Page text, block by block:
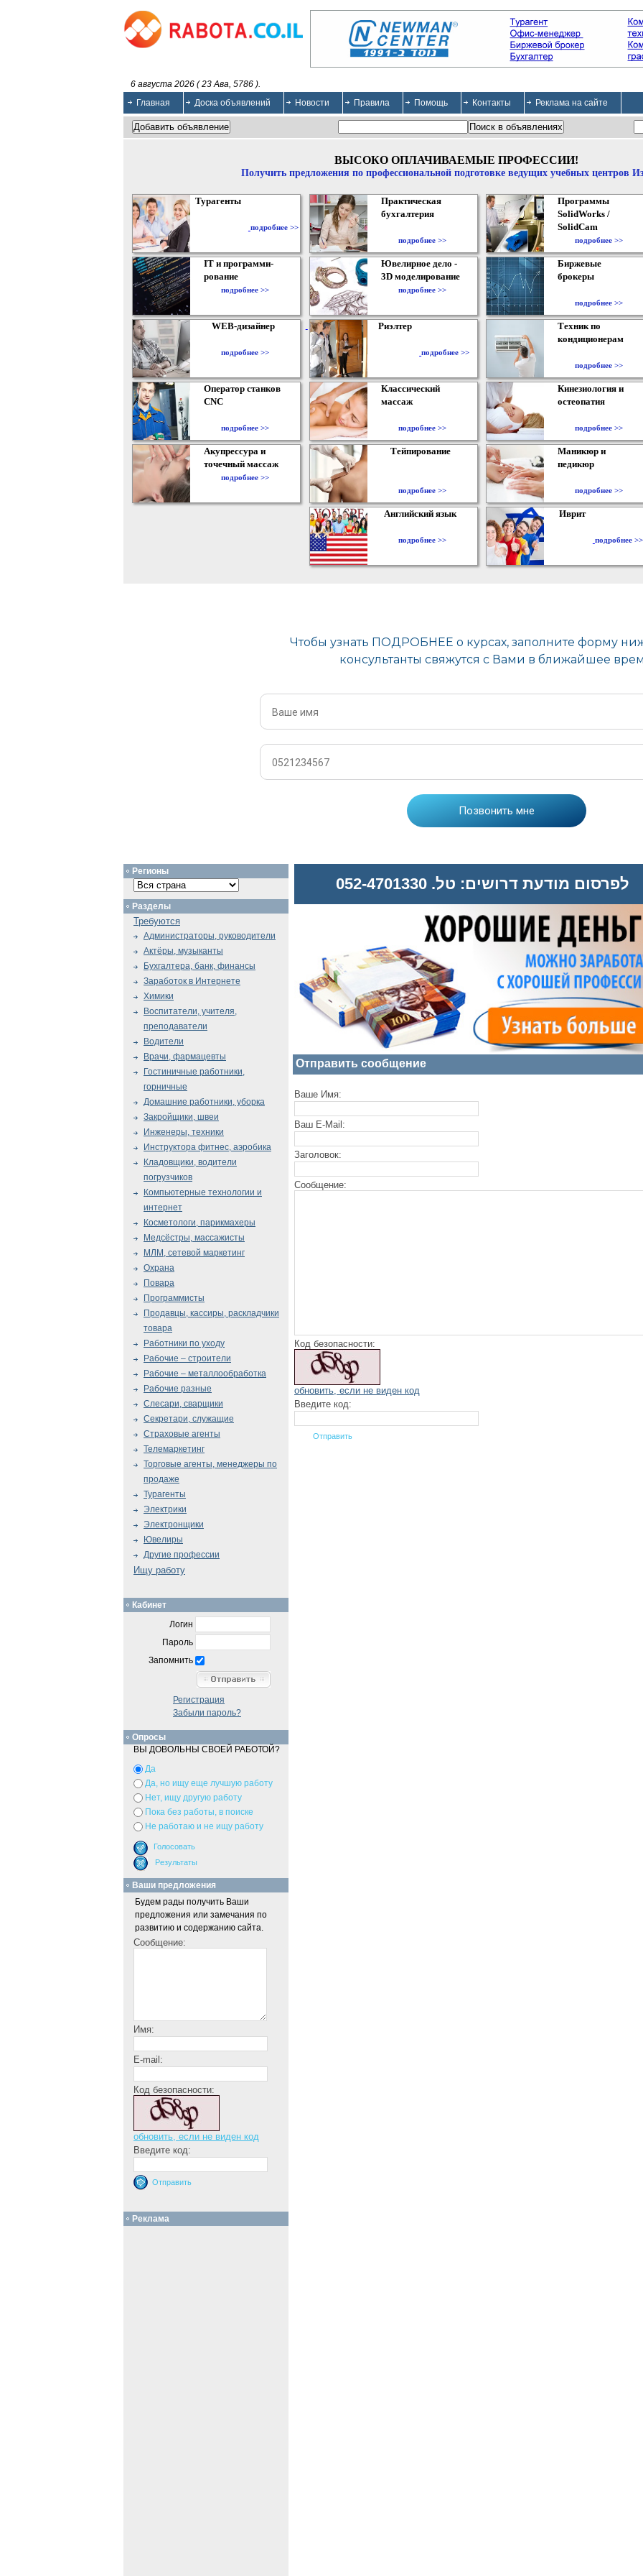
6 августа 2026 ( 23 Ава, 5786 ).
Главная
Доска объявлений Новости Правила Помощь Контакты Реклама на сайте
ВЫСОКО ОПЛАЧИВАЕМЫЕ ПРОФЕССИИ!
Получить предложения по профессиональной подготовке ведущих учебных центров
Турагенты
подробнее >>
Практическая
бухгалтерия
подробнее >>
Программы
SolidWorks /
SolidCam
подробнее >>
IT и программи-
рование
подробнее >>
Ювелирное дело -
3D моделирование
подробнее >>
Биржевые
брокеры
подробнее >>
WEB-дизайнер
подробнее >>
Риэлтер
подробнее >>
Техник по
кондиционерам
подробнее >>
Оператор станков
CNC
подробнее >>
Классический
массаж
подробнее >>
Кинезиология и
остеопатия
подробнее >>
Акупрессура и
точечный массаж
подробнее >>
Тейпирование
подробнее >>
Маникюр и
педикюр
подробнее >>
Английский язык
подробнее >>
Иврит
подробнее >>
לפרסום מודעת דרושים: טל. 052-4701330
Отправить сообщение
Ваше Имя:
Ваш E-Mail:
Заголовок:
Сообщение:
Код безопасности:
обновить, если не виден код
Введите код:
Регионы
Разделы
Требуются
Администраторы, руководители
Актёры, музыканты
Бухгалтера, банк, финансы
Заработок в Интернете
Химики
Воспитатели, учителя,
преподаватели
Водители
Врачи, фармацевты
Гостиничные работники,
горничные
Домашние работники, уборка
Закройщики, швеи
Инженеры, техники
Инструктора фитнес, аэробика
Кладовщики, водители
погрузчиков
Компьютерные технологии и
интернет
Косметологи, парикмахеры
Медсёстры, массажисты
МЛМ, сетевой маркетинг
Охрана
Повара
Программисты
Продавцы, кассиры, раскладчики
товара
Работники по уходу
Рабочие – строители
Рабочие – металлообработка
Рабочие разные
Слесари, сварщики
Секретари, служащие
Страховые агенты
Телемаркетинг
Торговые агенты, менеджеры по
продаже
Турагенты
Электрики
Электронщики
Ювелиры
Другие профессии
Ищу работу
Кабинет
Логин
Пароль
Запомнить
Регистрация
Забыли пароль?
Опросы
ВЫ ДОВОЛЬНЫ СВОЕЙ РАБОТОЙ?
Да
Да, но ищу еще лучшую работу
Нет, ищу другую работу
Пока без работы, в поиске
Не работаю и не ищу работу
Ваши предложения
Будем рады получить Ваши
предложения или замечания по
развитию и содержанию сайта.
Сообщение:
Имя:
E-mail:
Код безопасности:
обновить, если не виден код
Введите код:
Реклама